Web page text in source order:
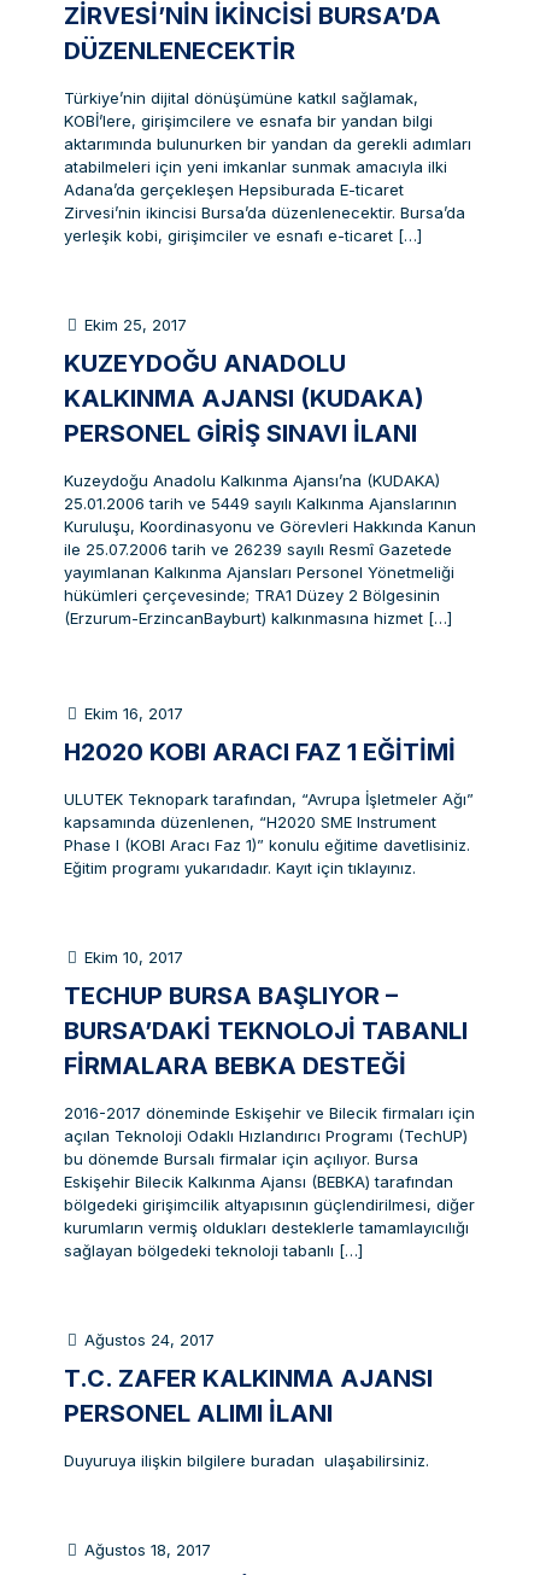
ZIRVESI’NIN IKINCISI BURSA’DA
DÜZENLENECEKTIR
Türkiye’nin dijital dönüşümüne katkıl sağlamak,
KOBİ’lere, girişimcilere ve esnafa bir yandan bilgi
aktarımında bulunurken bir yandan da gerekli adımları
atabilmeleri için yeni imkanlar sunmak amacıyla ilki
Adana’da gerçekleşen Hepsiburada E-ticaret
Zirvesi’nin ikincisi Bursa’da düzenlenecektir. Bursa’da
yerleşik kobi, girişimciler ve esnafı e-ticaret […]
Ekim 25, 2017
KUZEYDOĞU ANADOLU
KALKINMA AJANSI (KUDAKA)
PERSONEL GIRIŞ SINAVI İLANI
Kuzeydoğu Anadolu Kalkınma Ajansı’na (KUDAKA)
25.01.2006 tarih ve 5449 sayılı Kalkınma Ajanslarının
Kuruluşu, Koordinasyonu ve Görevleri Hakkında Kanun
ile 25.07.2006 tarih ve 26239 sayılı Resmî Gazetede
yayımlanan Kalkınma Ajansları Personel Yönetmeliği
hükümleri çerçevesinde; TRA1 Düzey 2 Bölgesinin
(Erzurum-ErzincanBayburt) kalkınmasına hizmet […]
Ekim 16, 2017
H2020 KOBI ARACI FAZ 1 EĞITIMI
ULUTEK Teknopark tarafından, “Avrupa İşletmeler Ağı”
kapsamında düzenlenen, “H2020 SME Instrument
Phase I (KOBI Aracı Faz 1)” konulu eğitime davetlisiniz.
Eğitim programı yukarıdadır. Kayıt için tıklayınız.
Ekim 10, 2017
TECHUP BURSA BAŞLIYOR –
BURSA’DAKI TEKNOLOJI TABANLI
FIRMALARA BEBKA DESTEĞI
2016-2017 döneminde Eskişehir ve Bilecik firmaları için
açılan Teknoloji Odaklı Hızlandırıcı Programı (TechUP)
bu dönemde Bursalı firmalar için açılıyor. Bursa
Eskişehir Bilecik Kalkınma Ajansı (BEBKA) tarafından
bölgedeki girişimcilik altyapısının güçlendirilmesi, diğer
kurumların vermiş oldukları desteklerle tamamlayıcılığı
sağlayan bölgedeki teknoloji tabanlı […]
Ağustos 24, 2017
T.C. ZAFER KALKINMA AJANSI
PERSONEL ALIMI İLANI
Duyuruya ilişkin bilgilere buradan ulaşabilirsiniz.
Ağustos 18, 2017